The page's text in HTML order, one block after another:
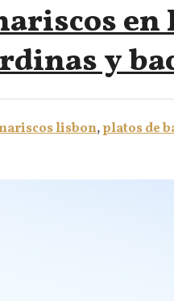
y
lisbon,platos de